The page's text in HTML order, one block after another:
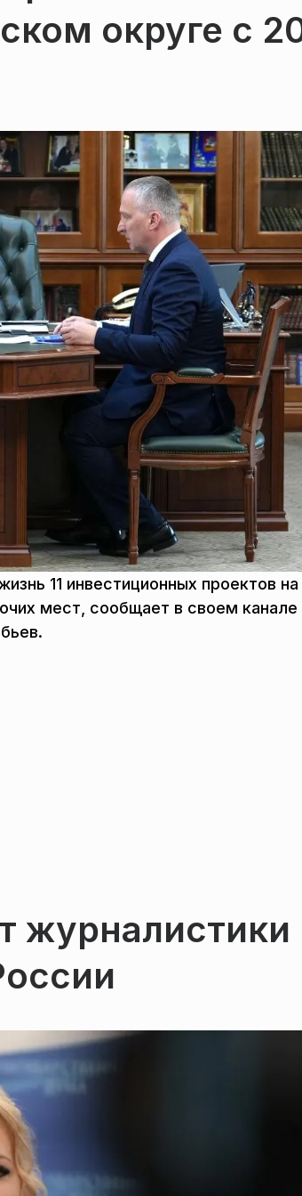
округе с
11 инвестиционных проектов
мест, сообщает в своем канале
журналистики